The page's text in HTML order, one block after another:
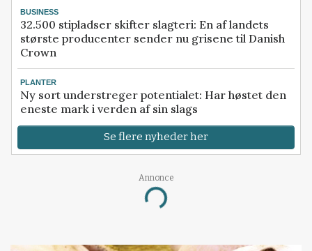
BUSINESS
32.500 stipladser skifter slagteri: En af landets
største producenter sender nu grisene til Danish
Crown
PLANTER
Ny sort understreger potentialet: Har høstet den
eneste mark i verden af sin slags
Se flere nyheder her
Annonce
Loading...